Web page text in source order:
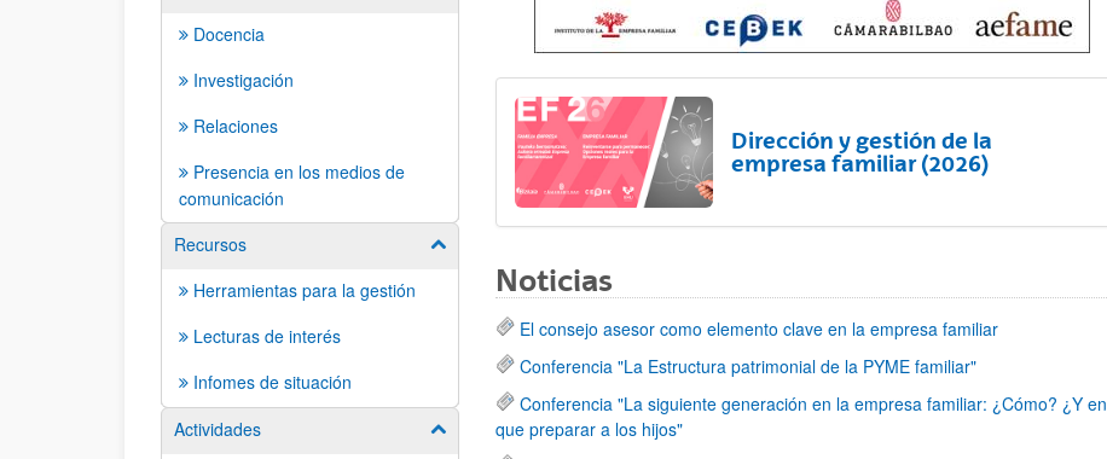
Docencia
Investigación
Relaciones
Presencia en los medios de
comunicación
Recursos
Mostrar/ocultar subpáginas
Herramientas para la gestión
Lecturas de interés
Infomes de situación
Actividades
Mostrar/ocultar subpáginas
Dirección y gestión de la
empresa familiar (2026)
Noticias
El consejo asesor como elemento clave en la empresa familiar
Conferencia "La Estructura patrimonial de la PYME familiar"
Conferencia "La siguiente generación en la empresa familiar: ¿Cómo? ¿Y en
que preparar a los hijos"